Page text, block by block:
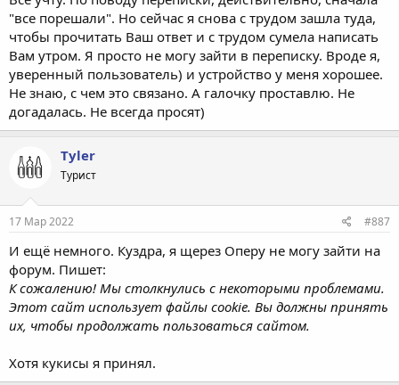
"все порешали". Но сейчас я снова с трудом зашла туда,
чтобы прочитать Ваш ответ и с трудом сумела написать
Вам утром. Я просто не могу зайти в переписку. Вроде я,
уверенный пользователь) и устройство у меня хорошее.
Не знаю, с чем это связано. А галочку проставлю. Не
догадалась. Не всегда просят)
Tyler
Турист
17 Мар 2022 #887
И ещё немного. Куздра, я щерез Оперу не могу зайти на
форум. Пишет:
К сожалению! Мы столкнулись с некоторыми проблемами.
Этот сайт использует файлы cookie. Вы должны принять
их, чтобы продолжать пользоваться сайтом.
Хотя кукисы я принял.